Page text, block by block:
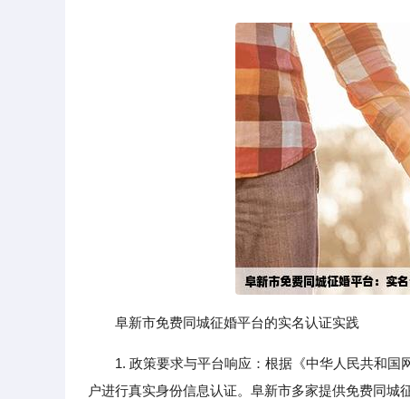
阜新市免费同城征婚平台的实名认证实践
1. 政策要求与平台响应：根据《中华人民共和
户进行真实身份信息认证。阜新市多家提供免费同城